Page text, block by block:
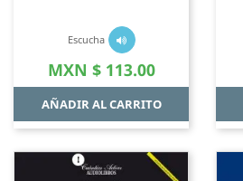
Escucha
Precio
MXN $ 113.00
AÑADIR AL CARRITO